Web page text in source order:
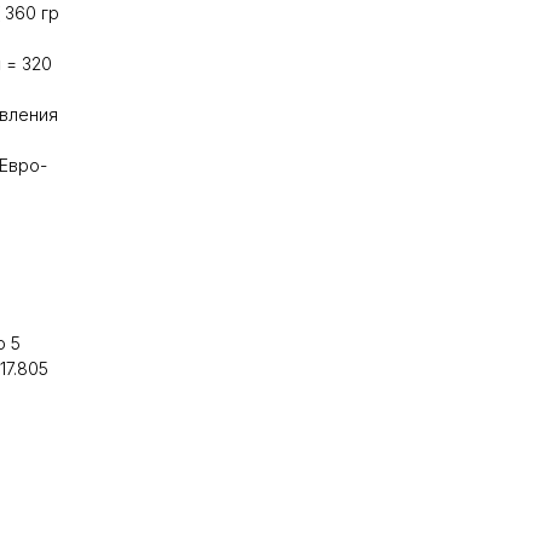
гр
= 320
5